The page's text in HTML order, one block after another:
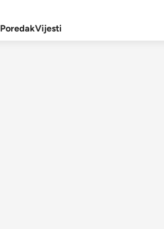
PoredakVijesti